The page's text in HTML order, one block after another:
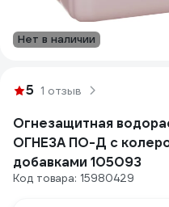
Нет в наличии
5 1 отзыв
Огнезащитная
ОГНЕЗА ПО-Д с
добавками 105093
Код товара: 15980429